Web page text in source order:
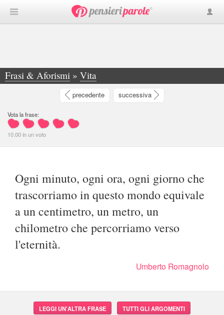
Frasi & Aforismi » Vita
»Ogni minuto, ogni ora, ogni giorno che... - Umberto Romagnolo
precedente successiva
Vota la frase:
10.00inunvoto
Ogni minuto, ogni ora, ogni giorno che
trascorriamo in questo mondo equivale
a un centimetro, un metro, un
chilometro che percorriamo verso
l'eternità.
Umberto Romagnolo
LEGGI UN'ALTRA FRASE TUTTI GLI ARGOMENTI